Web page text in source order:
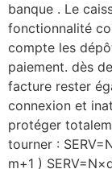
banque . Le
fonctionnalité
compte les
paiement. dès
facture rester
connexion et
protéger
tourner :
m+1 )